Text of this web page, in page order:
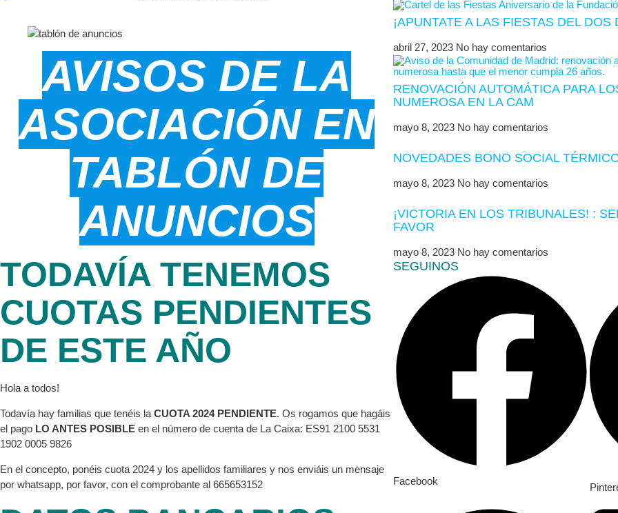
AVISOS DE LA
ASOCIACIÓN EN
TABLÓN DE
ANUNCIOS
TODAVÍA TENEMOS
CUOTAS PENDIENTES
DE ESTE AÑO
Hola a todos!
Todavía hay familias que tenéis la CUOTA 2024 PENDIENTE. Os rogamos que hagáis
el pago LO ANTES POSIBLE en el número de cuenta de La Caixa: ES91 2100 5531
1902 0005 9826
En el concepto, ponéis cuota 2024 y los apellidos familiares y nos enviáis un mensaje
por whatsapp, por favor, con el comprobante al 665653152
¡APUNTATE A LAS FIESTAS DEL
abril 27, 2023 No hay comentarios
RENOVACIÓN AUTOMÁTICA PARA
NUMEROSA EN LA CAM
mayo 8, 2023 No hay comentarios
NOVEDADES BONO SOCIAL
mayo 8, 2023 No hay comentarios
¡VICTORIA EN LOS TRIBUNALES! :
FAVOR
mayo 8, 2023 No hay comentarios
SEGUINOS
Facebook